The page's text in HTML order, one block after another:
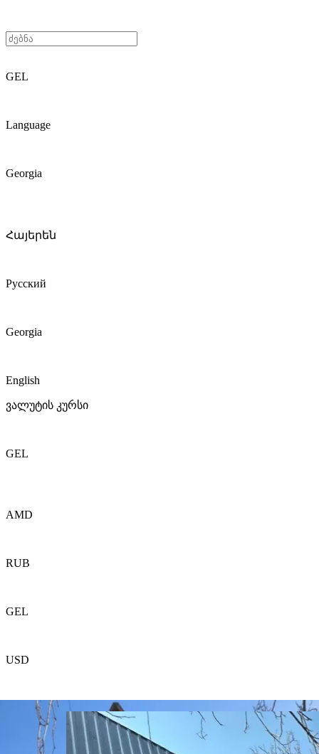
GEL
Language
Georgia
Հայերեն
Русский
Georgia
English
ვალუტის კურსი
GEL
AMD
RUB
GEL
USD